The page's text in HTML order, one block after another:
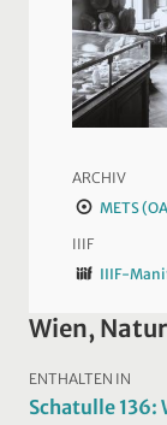
ARCHIV
METS
IIIF
IIIF-
Wien,
ENTHALTEN IN
Schatulle 136: